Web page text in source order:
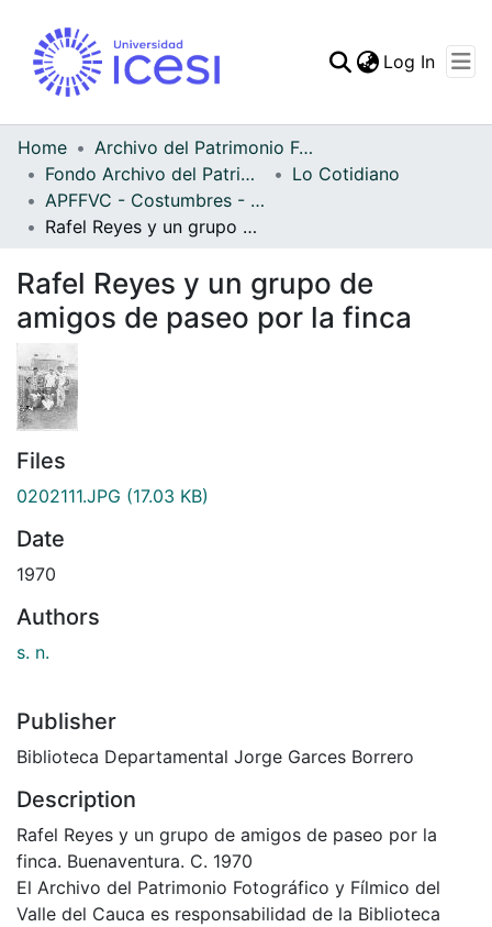
Statistics
Log In
Home
Archivo del Patrimonio Fotográfico y Fílmico del Valle del Cauca
Fondo Archivo del Patrimonio Fotográfico y Fílmico del Valle del Cauca
Lo Cotidiano
APFFVC - Costumbres - Patrimonial
Rafel Reyes y un grupo de amigos de paseo por la finca
Rafel Reyes y un grupo de
amigos de paseo por la finca
Files
0202111.JPG (17.03 KB)
Date
1970
Authors
s. n.
Publisher
Biblioteca Departamental Jorge Garces Borrero
Description
Rafel Reyes y un grupo de amigos de paseo por la
finca. Buenaventura. C. 1970
El Archivo del Patrimonio Fotográfico y Fílmico del
Valle del Cauca es responsabilidad de la Biblioteca